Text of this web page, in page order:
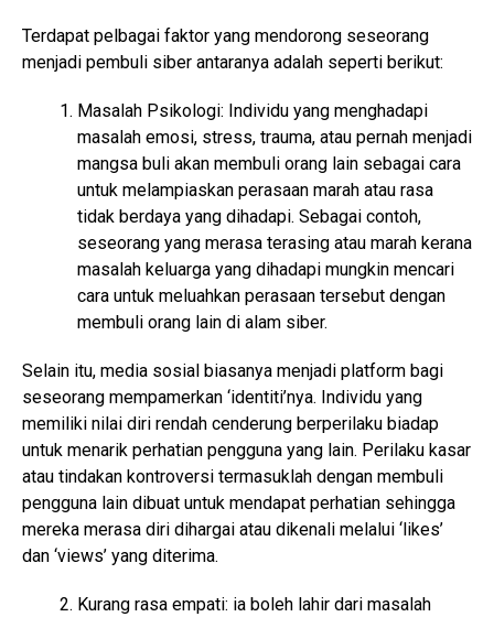
Terdapat pelbagai faktor yang mendorong seseorang
menjadi pembuli siber antaranya adalah seperti berikut:
Masalah Psikologi: Individu yang menghadapi
masalah emosi, stress, trauma, atau pernah menjadi
mangsa buli akan membuli orang lain sebagai cara
untuk melampiaskan perasaan marah atau rasa
tidak berdaya yang dihadapi. Sebagai contoh,
seseorang yang merasa terasing atau marah kerana
masalah keluarga yang dihadapi mungkin mencari
cara untuk meluahkan perasaan tersebut dengan
membuli orang lain di alam siber.
Selain itu, media sosial biasanya menjadi platform bagi
seseorang mempamerkan ‘identiti’nya. Individu yang
memiliki nilai diri rendah cenderung berperilaku biadap
untuk menarik perhatian pengguna yang lain. Perilaku kasar
atau tindakan kontroversi termasuklah dengan membuli
pengguna lain dibuat untuk mendapat perhatian sehingga
mereka merasa diri dihargai atau dikenali melalui ‘likes’
dan ‘views’ yang diterima.
Kurang rasa empati: ia boleh lahir dari masalah